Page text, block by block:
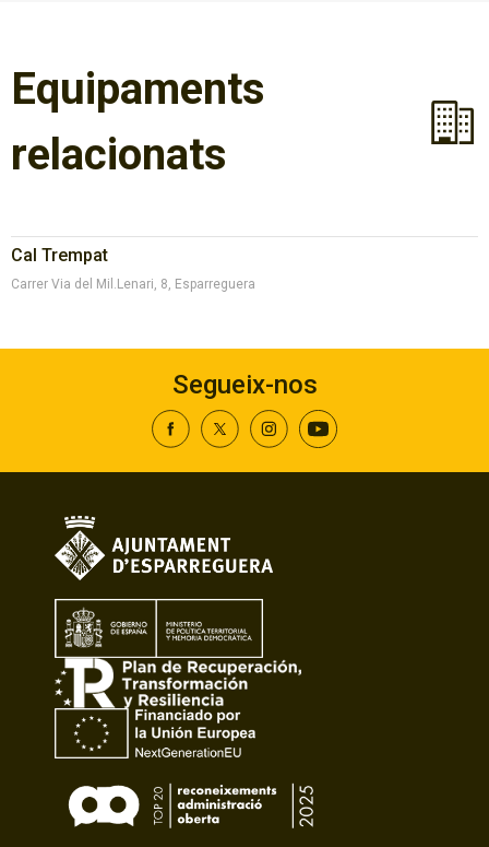
Equipaments
relacionats
Cal Trempat
Carrer Via del Mil.Lenari, 8, Esparreguera
Segueix-nos